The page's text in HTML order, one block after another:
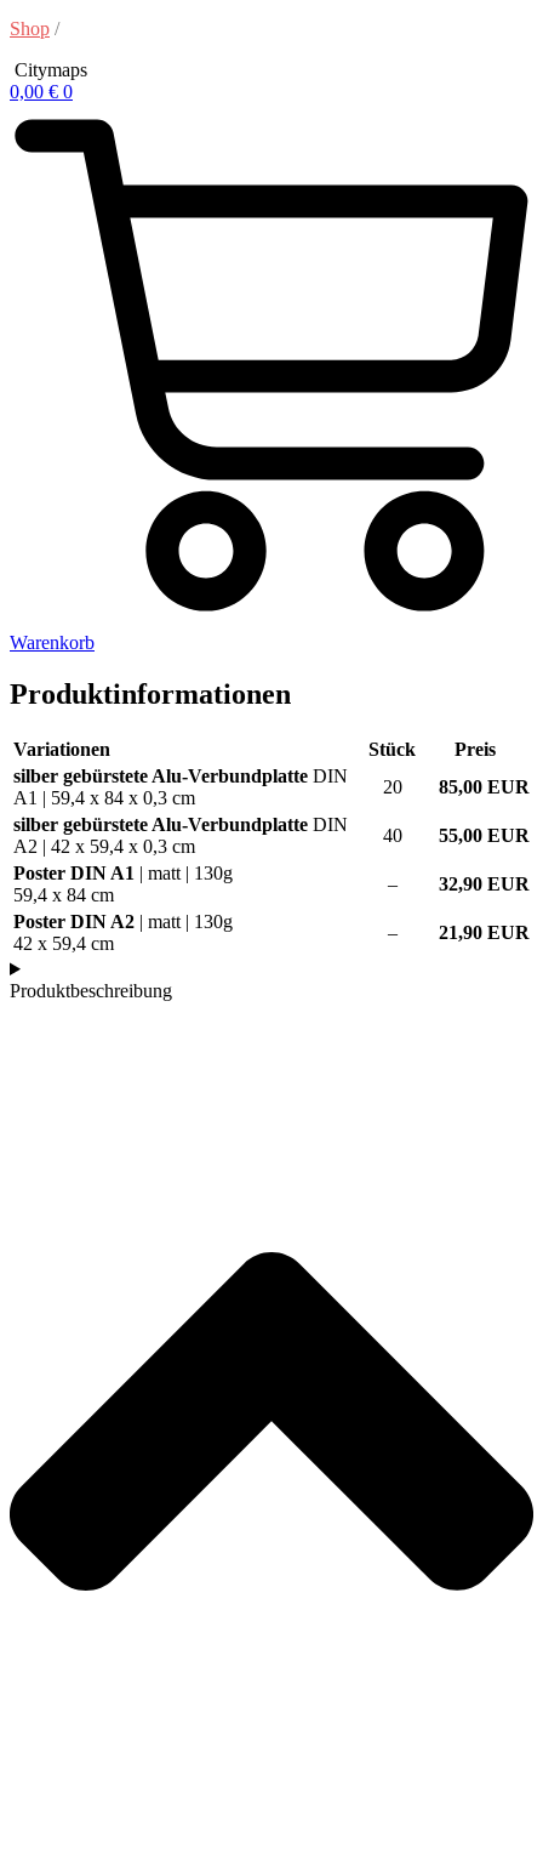
Shop /
Citymaps
0,00 € 0
Warenkorb
Produktinformationen
Variationen Stück
Preis
silber gebürstete Alu-Verbundplatte DIN
A1 | 59,4 x 84 x 0,3 cm
20
85,00 EUR
silber gebürstete Alu-Verbundplatte DIN
A2 | 42 x 59,4 x 0,3 cm
40
55,00 EUR
Poster DIN A1 | matt | 130g
59,4 x 84 cm
–
32,90 EUR
Poster DIN A2 | matt | 130g
42 x 59,4 cm
– 21,90 EUR
Produktbeschreibung